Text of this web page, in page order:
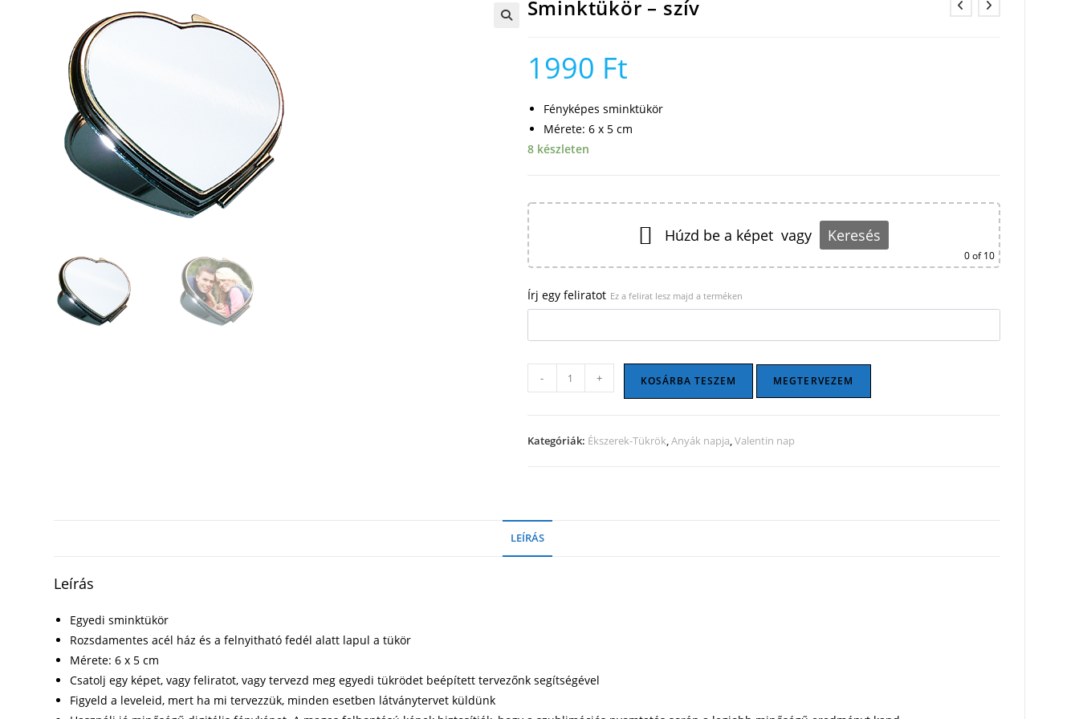
Sminktükör – szív
1990 Ft
Fényképes sminktükör
Mérete: 6 x 5 cm
8 készleten
Húzd be a képet vagy Keresés
0of 10
Írj egy feliratot Ez a felirat lesz majd a terméken
Sminktükör
-
mennyiség
- + KOSÁRBA TESZEM MEGTERVEZEM
Kategóriák: Ékszerek-Tükrök,Anyák napja,Valentin nap
LEÍRÁS
Leírás
Egyedi sminktükör
Rozsdamentes acél ház és a felnyitható fedél alatt lapul a tükör
Mérete: 6 x 5 cm
Csatolj egy képet, vagy feliratot, vagy tervezd meg egyedi tükrödet beépített tervezőnk segítségével
Figyeld a leveleid, mert ha mi tervezzük, minden esetben látványtervet küldünk